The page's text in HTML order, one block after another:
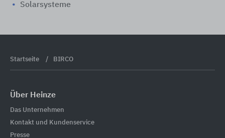
Solarsysteme
Startseite BIRCO
Über Heinze
Das Unternehmen
Kontakt und Kundenservice
Presse